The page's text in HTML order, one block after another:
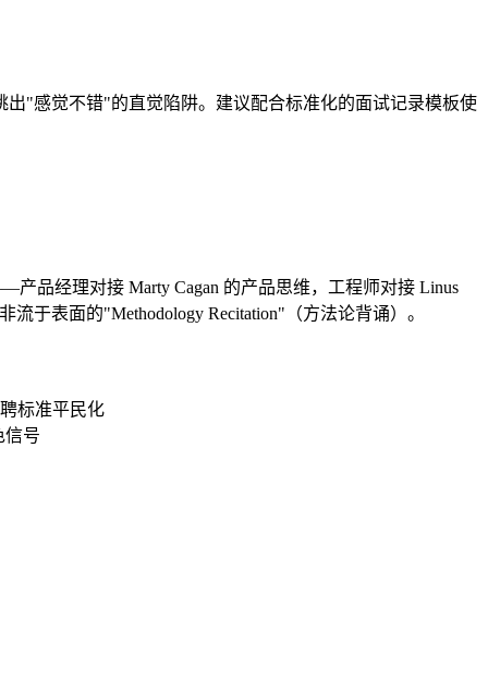
出"感觉不错"的直觉陷阱。建议配合标准化的面试记录模板使
品经理对接 Marty Cagan 的产品思维，工程师对接 Linus
于表面的"Methodology Recitation"（方法论背诵）。
标准平民化
信号